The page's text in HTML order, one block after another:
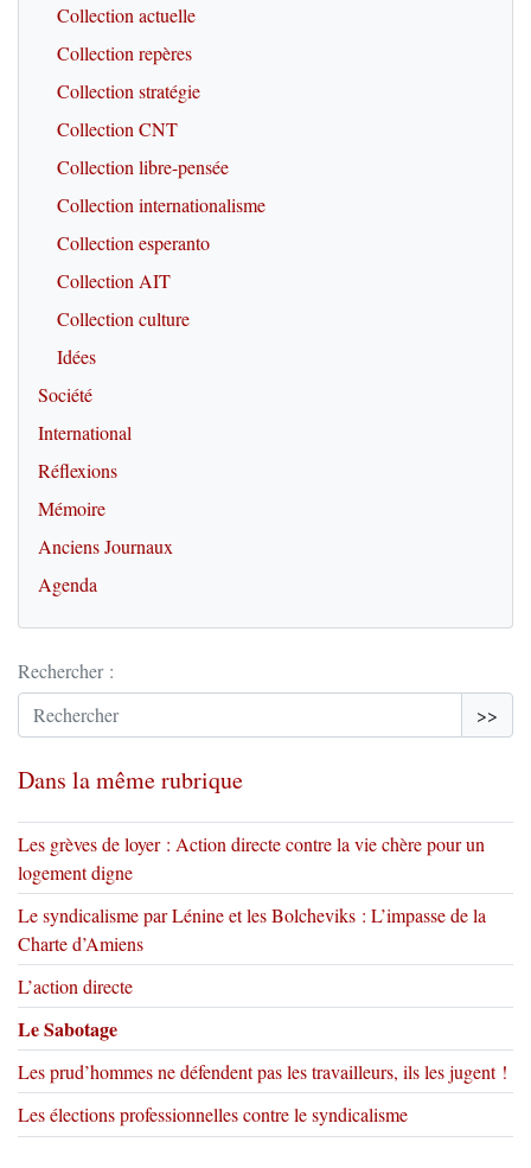
Collection actuelle
Collection repères
Collection stratégie
Collection CNT
Collection libre-pensée
Collection internationalisme
Collection esperanto
Collection AIT
Collection culture
Idées
Société
International
Réflexions
Mémoire
Anciens Journaux
Agenda
Rechercher :
>>
Dans la même rubrique
Les grèves de loyer : Action directe contre la vie chère pour un
logement digne
Le syndicalisme par Lénine et les Bolcheviks : L’impasse de la
Charte d’Amiens
L’action directe
Le Sabotage
Les prud’hommes ne défendent pas les travailleurs, ils les jugent !
Les élections professionnelles contre le syndicalisme